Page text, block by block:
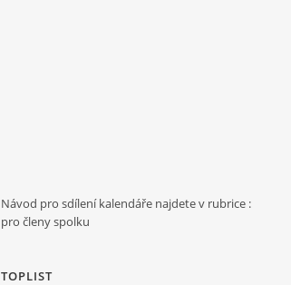
Návod pro sdílení kalendáře najdete v rubrice :
pro členy spolku
TOPLIST